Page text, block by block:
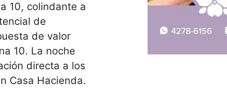
10, colindante a
de
de valor
10. La noche
directa a los
Casa Hacienda.